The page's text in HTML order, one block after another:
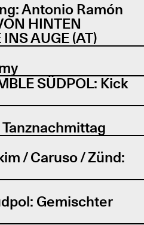
Antonio Ramón
HINTEN
AUGE (AT)
SÜDPOL: Kick
/ Caruso / Zünd:
Gemischter